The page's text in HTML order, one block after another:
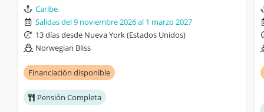
Caribe
Salidas del 9 noviembre 2026 al 1 marzo 2027
13 días desde Nueva York (Estados Unidos)
Norwegian Bliss
Financiación disponible
Pensión Completa